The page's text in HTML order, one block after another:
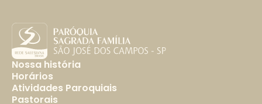
Nossa história
Horários
Atividades Paroquiais
Pastorais